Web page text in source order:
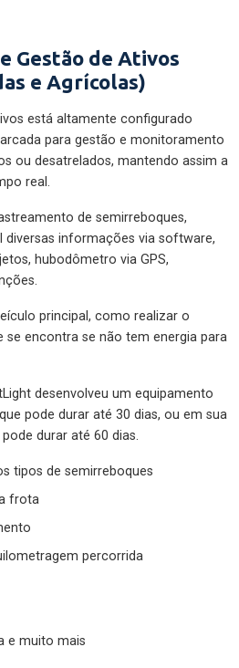
Gestão de Ativos
e Agrícolas)
está altamente configurado
para gestão e monitoramento
ou desatrelados, mantendo assim a
real.
de semirreboques,
informações via software,
hubodômetro via GPS,
principal, como realizar o
se encontra se não tem energia para
desenvolveu um equipamento
pode durar até 30 dias, ou em sua
durar até 60 dias.
tipos de semirreboques
frota
percorrida
e muito mais